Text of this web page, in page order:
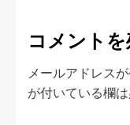
コメントを
メールアドレス
が付いている欄